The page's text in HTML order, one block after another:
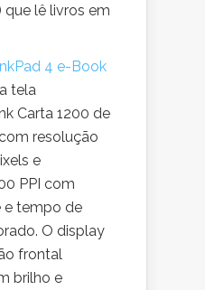
lê livros em
4 e-Book
tela
Carta 1200 de
resolução
e
PPI com
e tempo de
O display
frontal
brilho e